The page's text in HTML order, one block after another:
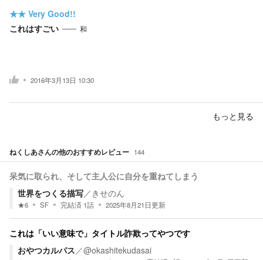
★★ Very Good!!
これはすごい
和
2016年3月13日 10:30
もっと見る
ねくしあさんの他のおすすめレビュー 144
呆気に取られ、そして主人公に自分を重ねてしまう
世界をつくる描写／ きせのん
★6 SF 完結済 1話 2025年8月21日更新
これは「いい意味で」タイトル詐欺ってやつです
おやつカルパス ／@okashitekudasai